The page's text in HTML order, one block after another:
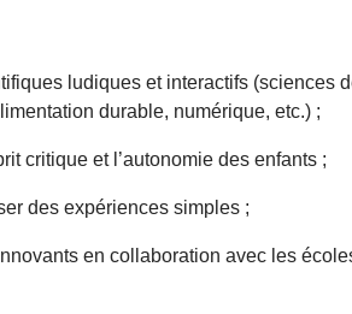
ludiques et interactifs (sciences
durable, numérique, etc.) ;
critique et l’autonomie des enfants ;
des expériences simples ;
en collaboration avec les